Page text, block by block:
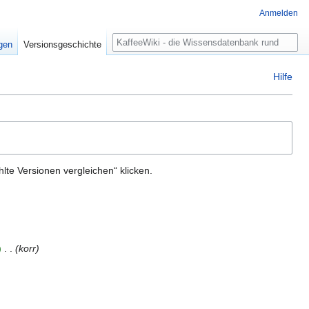
Hilfe
Versionen vergleichen“ klicken.
korr
Anmelden
Versionsgeschichte
Suche